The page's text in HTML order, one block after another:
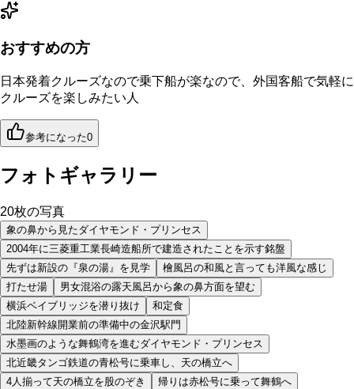
おすすめの方
日本発着クルーズなので乗下船が楽なので、外国客船で気軽に
クルーズを楽しみたい人
参考になった0
フォトギャラリー
20枚の写真
象の鼻から見たダイヤモンド・プリンセス
2004年に三菱重工業長崎造船所で建造されたことを示す銘盤
先ずは新設の『泉の湯』を見学
檜風呂の和風と言っても洋風な感じ
打たせ湯
男女混浴の露天風呂から象の鼻方面を望む
横浜ベイブリッジを潜り抜け
和定食
北陸新幹線開業前の準備中の金沢駅門
水墨画のような舞鶴湾を進むダイヤモンド・プリンセス
北近畿タンゴ鉄道の青松号に乗車し、天の橋立へ
4人揃って天の橋立を股のぞき
帰りは赤松号に乗って舞鶴へ